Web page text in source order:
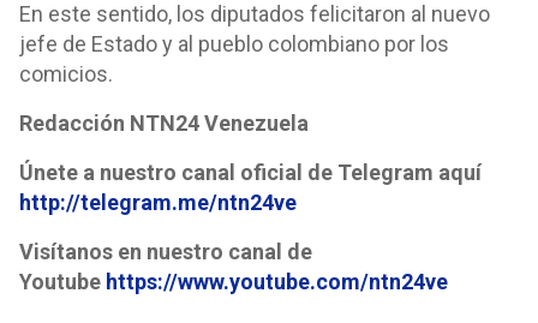
En este sentido, los diputados felicitaron al nuevo
jefe de Estado y al pueblo colombiano por los
comicios.
Redacción NTN24 Venezuela
Únete a nuestro canal oficial de Telegram aquí
http://telegram.me/ntn24ve
Visítanos en nuestro canal de
Youtube https://www.youtube.com/ntn24ve